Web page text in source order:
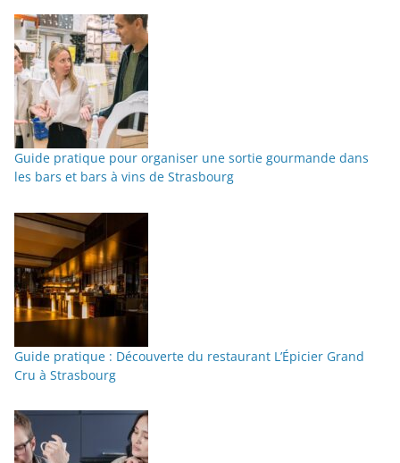
Guide pratique pour organiser une sortie gourmande dans
les bars et bars à vins de Strasbourg
Guide pratique : Découverte du restaurant L’Épicier Grand
Cru à Strasbourg